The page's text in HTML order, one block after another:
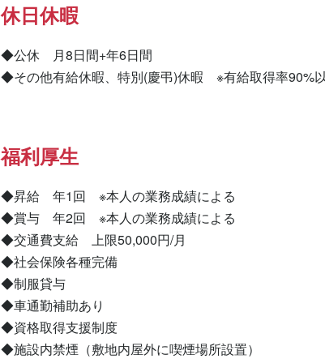
休日休暇
◆公休　月8日間+年6日間
◆その他有給休暇、特別(慶弔)休暇　※有給取得率90%
福利厚生
◆昇給　年1回　※本人の業務成績による
◆賞与　年2回　※本人の業務成績による
◆交通費支給　上限50,000円/月
◆社会保険各種完備
◆制服貸与
◆車通勤補助あり
◆資格取得支援制度
◆施設内禁煙（敷地内屋外に喫煙場所設置）